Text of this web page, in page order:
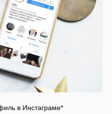
в Инстаграме*